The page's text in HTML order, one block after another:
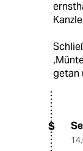
getan
S